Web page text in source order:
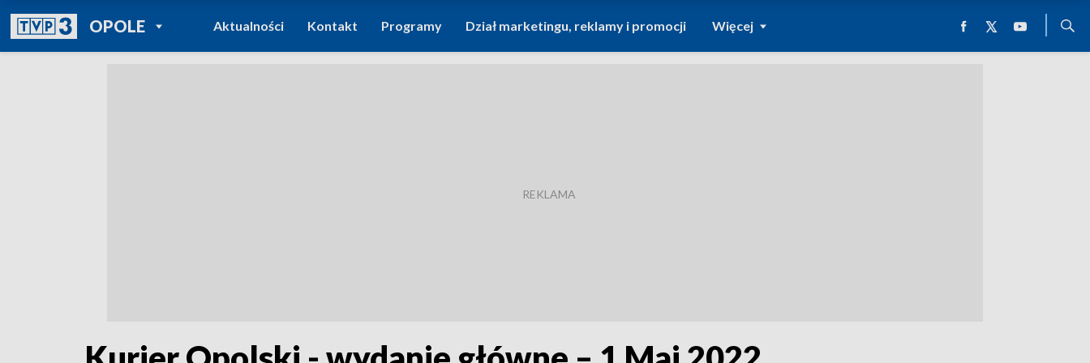
OPOLEPOWRÓT DO
TVP REGIONY
Aktualności Kontakt Programy Dział marketingu, reklamy i promocji Więcej